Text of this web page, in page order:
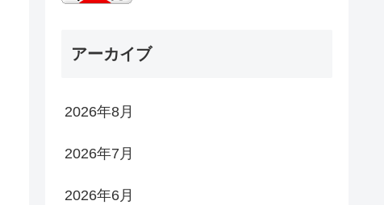
アーカイブ
2026年8月
2026年7月
2026年6月